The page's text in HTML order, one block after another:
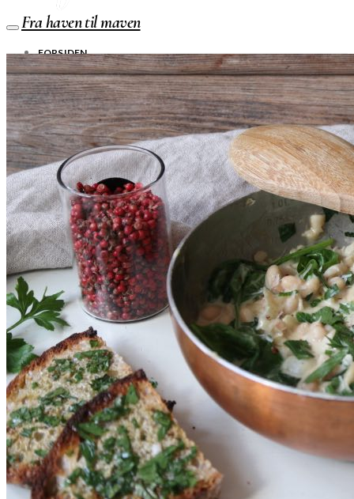
Fra haven til maven
FORSIDEN
SHOP
Jul
Råvarer
Køkkengrej
Bolig
DIY skønhedspleje
Bæredygtig skønhedspleje
DIY
Keramik
Garn
Uld
OPSKRIFTER
Bagværk
Gærbrød
Boller
Madbrød
Rugbrød
Kiks & knækbrød
Kager
Æblekager
Skærekager
Søde tærter
Muffins & cupcakes
Gærkager & sammenlagte kager
Konditorkager
Marengskager
Småkager & cookies
Vafler & pandekager
Fastelavnsboller